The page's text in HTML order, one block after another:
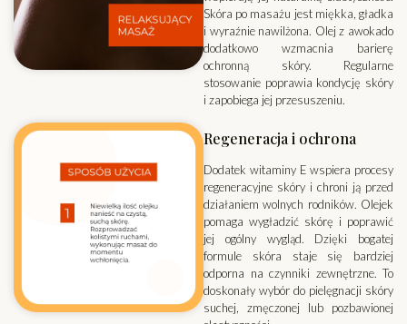
Skóra po masażu jest miękka, gładka
i wyraźnie nawilżona. Olej z awokado
dodatkowo wzmacnia barierę
ochronną skóry. Regularne
stosowanie poprawia kondycję skóry
i zapobiega jej przesuszeniu.
Regeneracja i ochrona
Dodatek witaminy E wspiera procesy
regeneracyjne skóry i chroni ją przed
działaniem wolnych rodników. Olejek
pomaga wygładzić skórę i poprawić
jej ogólny wygląd. Dzięki bogatej
formule skóra staje się bardziej
odporna na czynniki zewnętrzne. To
doskonały wybór do pielęgnacji skóry
suchej, zmęczonej lub pozbawionej